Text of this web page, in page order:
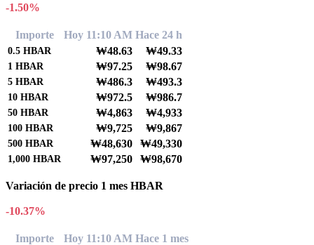
-1.50%
Importe Hoy 11:10 AM Hace 24 h
0.5 HBAR ₩48.63 ₩49.33
1 HBAR ₩97.25 ₩98.67
5 HBAR ₩486.3 ₩493.3
10 HBAR ₩972.5 ₩986.7
50 HBAR ₩4,863 ₩4,933
100 HBAR ₩9,725 ₩9,867
500 HBAR ₩48,630 ₩49,330
1,000 HBAR ₩97,250 ₩98,670
Variación de precio 1 mes HBAR
-10.37%
Importe Hoy 11:10 AM Hace 1 mes